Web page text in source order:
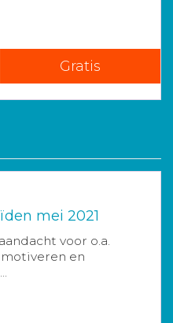
Gratis
mei 2021
voor o.a.
en